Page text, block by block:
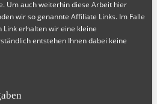
Um auch weiterhin diese Arbeit hier
wir so genannte Affiliate Links. Im Falle
Link erhalten wir eine kleine
entstehen Ihnen dabei keine